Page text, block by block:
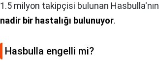
1.5 milyon takipçisi bulunan Hasbulla'nın
nadir bir hastalığı bulunuyor.
Hasbulla engelli mi?